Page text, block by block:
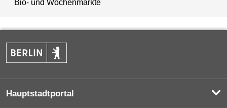
Bio- und Wochenmärkte
Hauptstadtportal